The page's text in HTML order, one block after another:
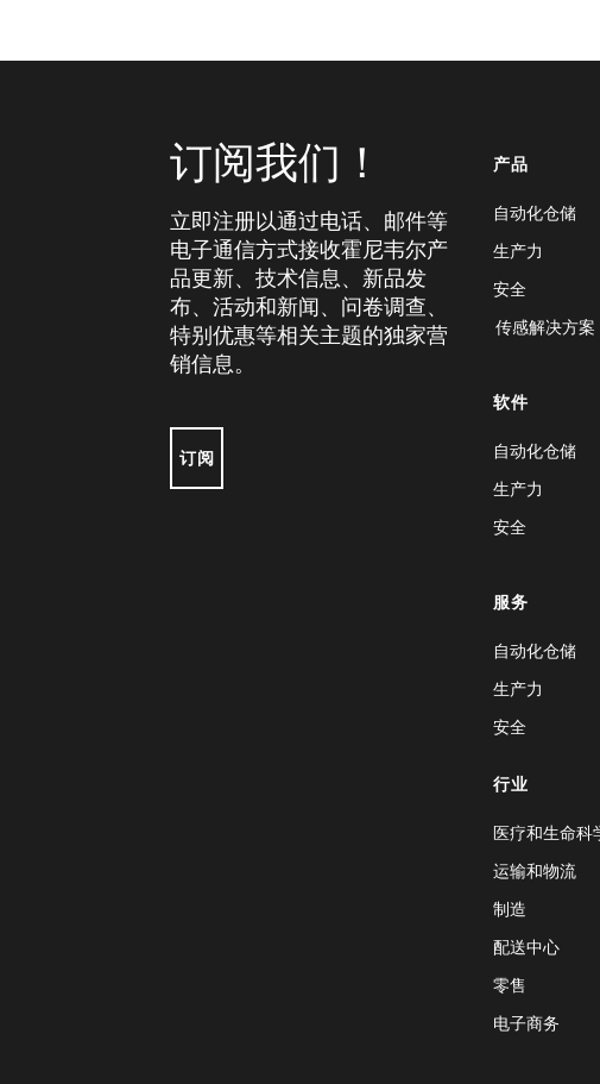
订阅我们！
立即注册以通过电话、邮件等
电子通信方式接收霍尼韦尔产
品更新、技术信息、新品发
布、活动和新闻、问卷调查、
特别优惠等相关主题的独家营
销信息。
订阅
产品
自动化仓储
生产力
安全
传感解决方案
软件
自动化仓储
生产力
安全
服务
自动化仓储
生产力
安全
行业
医疗和生命科
运输和物流
制造
配送中心
零售
电子商务